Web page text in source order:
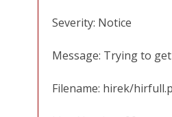
Severity: Notice
Message: Trying to
Filename: hirek/